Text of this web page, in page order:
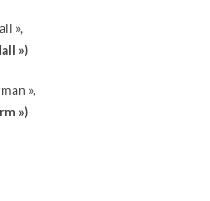
»,
»)
»,
»)